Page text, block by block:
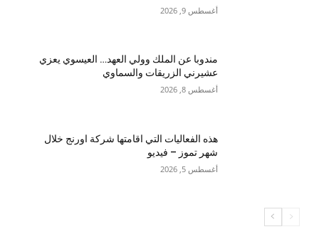
أغسطس 9, 2026
مندوبا عن الملك وولي العهد… العيسوي يعزي
عشيرني الزريقات والسماوي
أغسطس 8, 2026
هذه الفعاليات التي اقامتها شركة اورنج خلال
شهر تموز – فيديو
أغسطس 5, 2026